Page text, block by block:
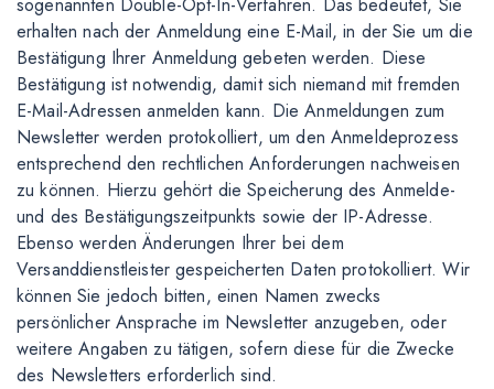
erhalten nach der Anmeldung eine E-Mail, in der Sie um die
Bestätigung Ihrer Anmeldung gebeten werden. Diese
Bestätigung ist notwendig, damit sich niemand mit fremden
E-Mail-Adressen anmelden kann. Die Anmeldungen zum
Newsletter werden protokolliert, um den Anmeldeprozess
entsprechend den rechtlichen Anforderungen nachweisen
zu können. Hierzu gehört die Speicherung des Anmelde-
und des Bestätigungszeitpunkts sowie der IP-Adresse.
Ebenso werden Änderungen Ihrer bei dem
Versanddienstleister gespeicherten Daten protokolliert. Wir
können Sie jedoch bitten, einen Namen zwecks
persönlicher Ansprache im Newsletter anzugeben, oder
weitere Angaben zu tätigen, sofern diese für die Zwecke
des Newsletters erforderlich sind.